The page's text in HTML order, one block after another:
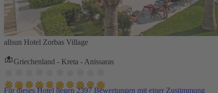
allsun Hotel Zorbas Village
Griechenland - Kreta - Anissaras
Für dieses Hotel liegen 2397 Bewertungen mit einer Zustimmung